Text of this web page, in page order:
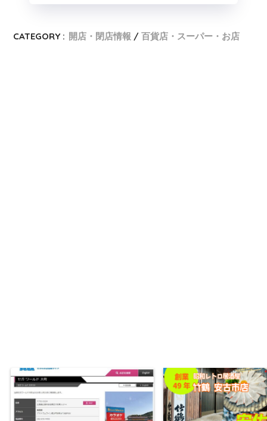
CATEGORY : 開店・閉店情報 百貨店・スーパー・お店